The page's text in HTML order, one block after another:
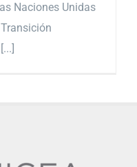
Naciones Unidas